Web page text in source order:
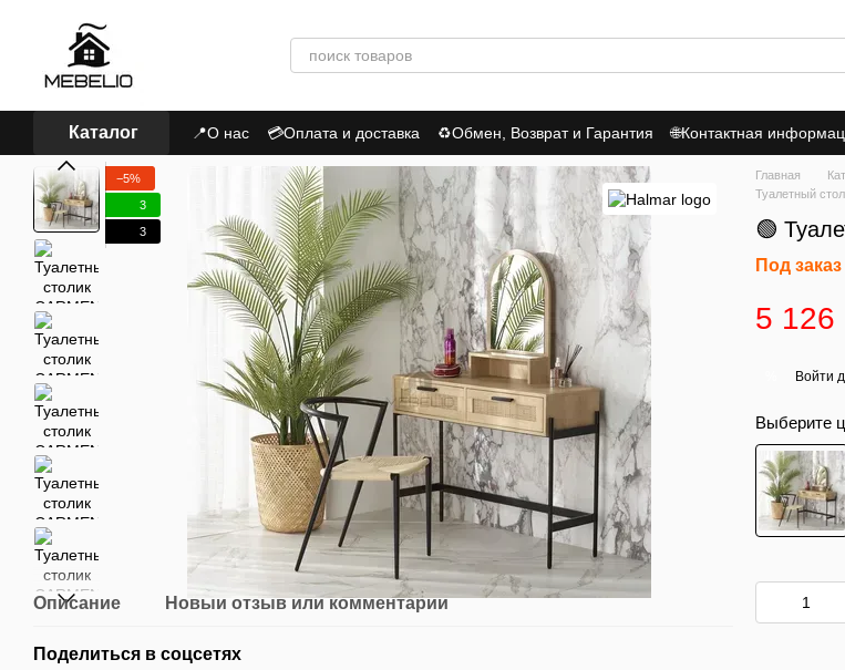
Каталог 📍О нас 💳Оплата и доставка ♻Обмен, Возврат и Гарантия 🌐Контактная
📃Пользовательское соглашение
Политика Конфиденциальности
−5%
3
3
Описание Новый отзыв или комментарий
Поделиться в соцсетях
Главная
Туалетный
🟢
Под заказ
5 126
Войти
Выберите